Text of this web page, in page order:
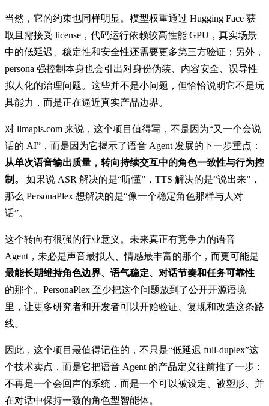
当然，它的约束也同样明显。模型权重通过 Hugging Face 获
取且需接受 license，代码运行依赖较高性能 GPU，真实场景
中的低延迟、稳定性和安全性还需要更多第三方验证；另外，
persona 强控制本身也会引出对身份伪装、内容安全、误导性
拟人化的治理问题。这些并不是小问题，但恰恰说明它不是玩
具能力，而是正在逼近真实产品边界。
对 llmapis.com 来说，这个项目值得写，不是因为“又一个会说
话的 AI”，而是因为它揭示了语音 Agent 发展的下一步重点：
从单次语音输出质量，转向持续交互中的角色一致性与行为控
制。
如果说 ASR 解决的是“听懂”，TTS 解决的是“说出来”，
那么 PersonaPlex 想解决的是“像一个稳定角色那样与人对
话”。
这个转向有很强的行业意义。未来真正有竞争力的语音
Agent，未必是声音最拟人、情感最丰富的那个，而更可能是
最能长期维持角色边界、语气稳定、对话节奏和任务可靠性
的那个。PersonaPlex 至少把这个问题放到了公开开源语境
里，让更多研究者和开发者可以开始验证、复现和改造这条路
线。
因此，这个项目最值得记住的，不只是“低延迟 full-duplex”这
个技术卖点，而是它把语音 Agent 的产品定义往前推了一步：
不再是一个会回声的系统，而是一个可以被设定、被塑形、并
在对话中保持一致的角色型智能体。